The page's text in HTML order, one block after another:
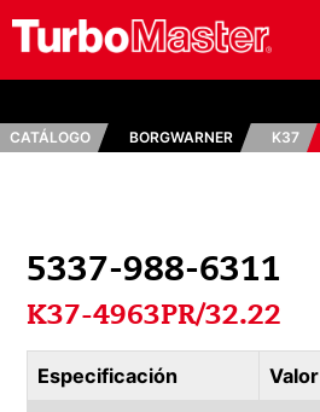
CATÁLOGO BORGWARNER K37
5337-988-6311
K37-4963PR/32.22
Especificación Valor